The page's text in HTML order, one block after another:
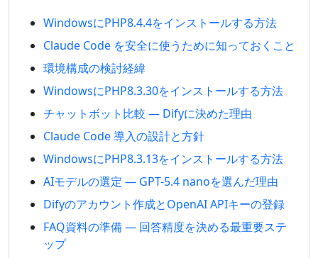
WindowsにPHP8.4.4をインストールする方法
Claude Code を安全に使うために知っておくこと
環境構成の検討経緯
WindowsにPHP8.3.30をインストールする方法
チャットボット比較 — Difyに決めた理由
Claude Code 導入の設計と方針
WindowsにPHP8.3.13をインストールする方法
AIモデルの選定 — GPT-5.4 nanoを選んだ理由
Difyのアカウント作成とOpenAI APIキーの登録
FAQ資料の準備 — 回答精度を決める最重要ステ
ップ